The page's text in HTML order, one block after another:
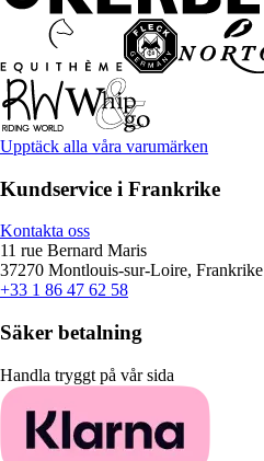
Upptäck alla våra varumärken
Kundservice i Frankrike
Kontakta oss
11 rue Bernard Maris
37270 Montlouis-sur-Loire, Frankrike
+33 1 86 47 62 58
Säker betalning
Handla tryggt på vår sida